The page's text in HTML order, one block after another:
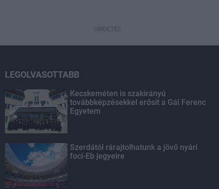
HÍRDETÉS
LEGOLVASOTTABB
Kecskeméten is szakirányú
továbbképzésekkel erősít a Gál Ferenc
Egyetem
Szerdától rárajtolhatunk a jövő nyári
foci-Eb jegyeire